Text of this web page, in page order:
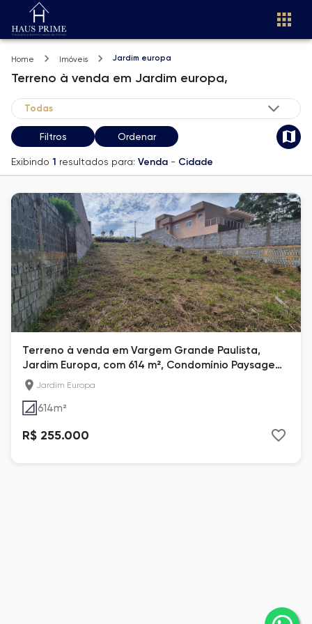
Home Imóveis Jardim europa
Terreno à venda em Jardim europa,
Filtros Ordenar
Exibindo 1 resultados para: Venda - Cidade
Terreno à venda em Vargem Grande Paulista,
Jardim Europa, com 614 m², Condomínio Paysage
Bella Vitta
Jardim Europa
614m²
R$ 255.000